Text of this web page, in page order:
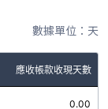
數據單位：天
應收帳款收現天數
0.00